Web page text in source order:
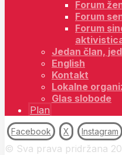
Forum
Forum
Forum
Jedan član,
English
Kontakt
Lokalne
Glas slobode
Plan
Facebook X Instagram
© Sva prava pridržana